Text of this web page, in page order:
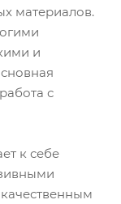
материалов.
и
с
к себе